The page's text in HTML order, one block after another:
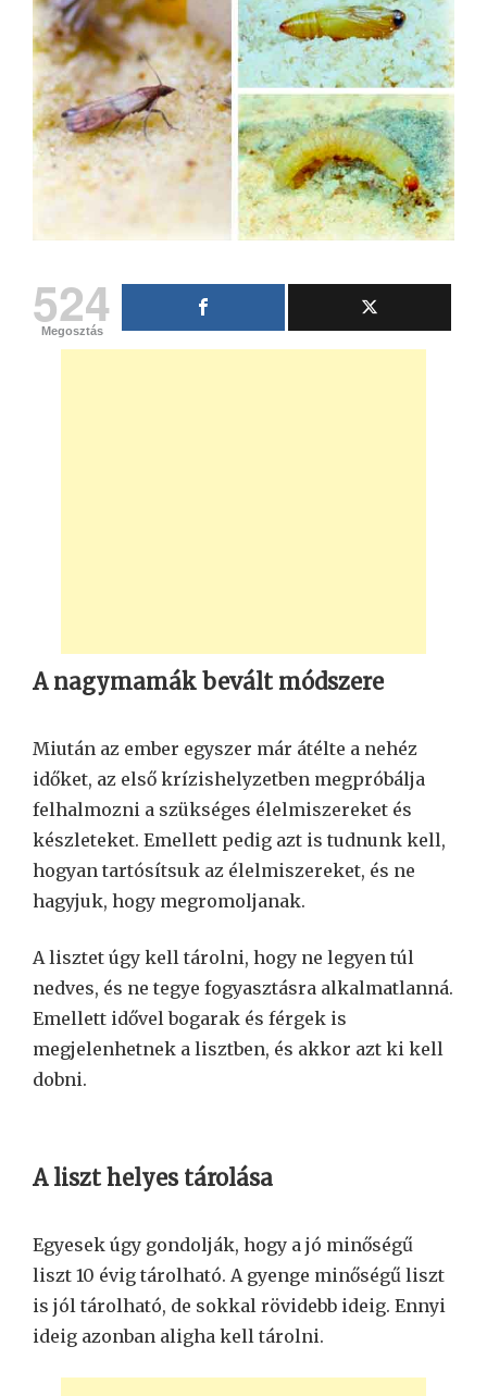
524
Megosztás
A nagymamák bevált módszere
Miután az ember egyszer már átélte a nehéz
időket, az első krízishelyzetben megpróbálja
felhalmozni a szükséges élelmiszereket és
készleteket. Emellett pedig azt is tudnunk kell,
hogyan tartósítsuk az élelmiszereket, és ne
hagyjuk, hogy megromoljanak.
A lisztet úgy kell tárolni, hogy ne legyen túl
nedves, és ne tegye fogyasztásra alkalmatlanná.
Emellett idővel bogarak és férgek is
megjelenhetnek a lisztben, és akkor azt ki kell
dobni.
A liszt helyes tárolása
Egyesek úgy gondolják, hogy a jó minőségű
liszt 10 évig tárolható. A gyenge minőségű liszt
is jól tárolható, de sokkal rövidebb ideig. Ennyi
ideig azonban aligha kell tárolni.